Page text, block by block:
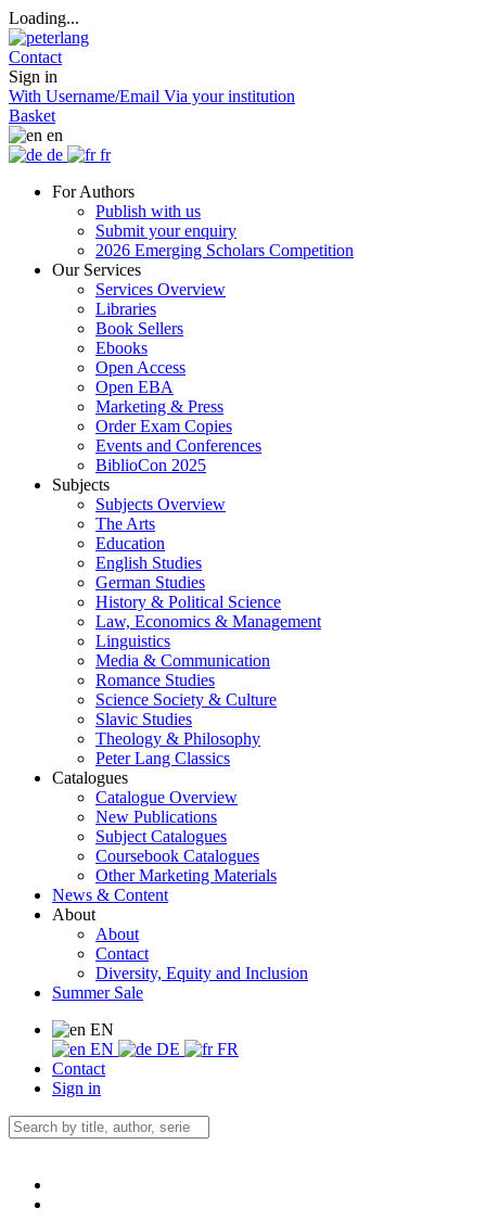
Loading...
Contact
Sign in
With Username/Email Via your institution
Basket
en
de
fr
For Authors
Publish with us
Submit your enquiry
2026 Emerging Scholars Competition
Our Services
Services Overview
Libraries
Book Sellers
Ebooks
Open Access
Open EBA
Marketing & Press
Order Exam Copies
Events and Conferences
BiblioCon 2025
Subjects
Subjects Overview
The Arts
Education
English Studies
German Studies
History & Political Science
Law, Economics & Management
Linguistics
Media & Communication
Romance Studies
Science Society & Culture
Slavic Studies
Theology & Philosophy
Peter Lang Classics
Catalogues
Catalogue Overview
New Publications
Subject Catalogues
Coursebook Catalogues
Other Marketing Materials
News & Content
About
About
Contact
Diversity, Equity and Inclusion
Summer Sale
EN
EN
DE
FR
Contact
Sign in